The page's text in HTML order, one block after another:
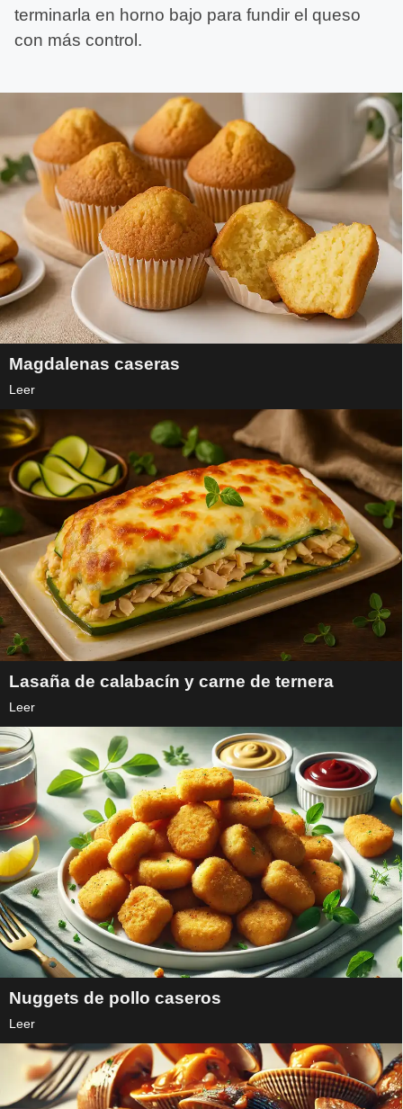
terminarla en horno bajo para fundir el queso
con más control.
Magdalenas caseras
Leer
Lasaña de calabacín y carne de ternera
Leer
Nuggets de pollo caseros
Leer